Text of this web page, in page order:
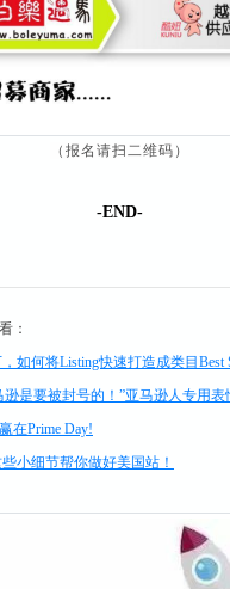
（报名请扫二维码 ）
-END-
：
如何将Listing快速打造成类目Best
是要被封号的！”亚马逊人专用表
在Prime Day!
小细节帮你做好美国站！